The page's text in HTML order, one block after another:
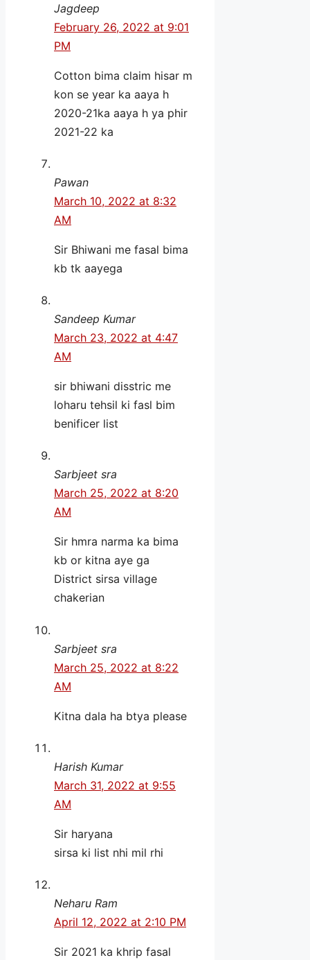
Jagdeep
February 26, 2022 at 9:01
PM
Cotton bima claim hisar m
kon se year ka aaya h
2020-21ka aaya h ya phir
2021-22 ka
Pawan
March 10, 2022 at 8:32
AM
Sir Bhiwani me fasal bima
kb tk aayega
Sandeep Kumar
March 23, 2022 at 4:47
AM
sir bhiwani disstric me
loharu tehsil ki fasl bim
benificer list
Sarbjeet sra
March 25, 2022 at 8:20
AM
Sir hmra narma ka bima
kb or kitna aye ga
District sirsa village
chakerian
Sarbjeet sra
March 25, 2022 at 8:22
AM
Kitna dala ha btya please
Harish Kumar
March 31, 2022 at 9:55
AM
Sir haryana
sirsa ki list nhi mil rhi
Neharu Ram
April 12, 2022 at 2:10 PM
Sir 2021 ka khrip fasal